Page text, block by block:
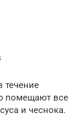
течение
помещают все
и чеснока.